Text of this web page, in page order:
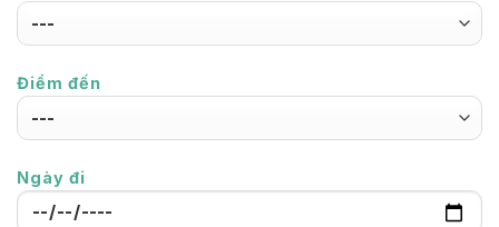
Điểm đến
Ngày đi